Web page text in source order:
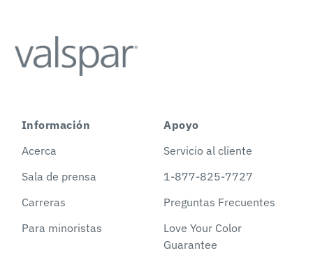
Información
Acerca
Sala de prensa
Carreras
Para minoristas
Apoyo
Servicio al cliente
1-877-825-7727
Preguntas Frecuentes
Love Your Color
Guarantee